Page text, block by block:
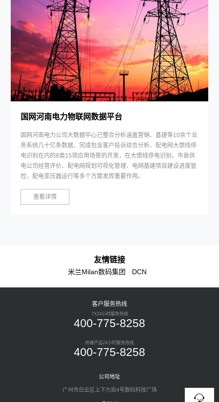
国网河南电力物联网数据平台
国网河南电力公司大数据中心已整合分析涵盖营销、基建等10余个业
务系统几十亿条数据，完成包含客户投诉综合分析、配电网大馈线停
电识别在内的8类15项应用场景的开发，在大馈线停电识别、市县供
电公司经营评价、配电网规划可视化管理、电网基建项目建设进度管
控、配电变压器运行等多个方面发挥重要作用。
查看详情
友情链接
米兰Milan数码集团 DCN
客户服务热线
7X24小时服务热线
400-775-8258
终端产品24小时服务热线
400-775-8258
公司地址
广州市白云区上下九街4号数码科技广场